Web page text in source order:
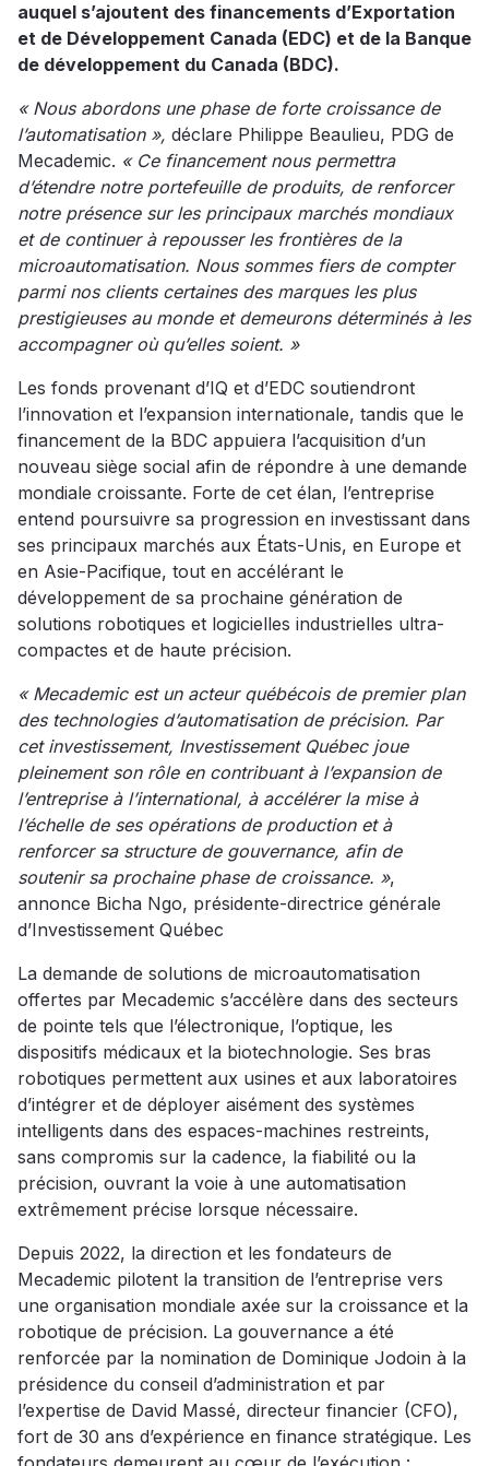
auquel s’ajoutent des financements d’Exportation
et de Développement Canada (EDC) et de la Banque
de développement du Canada (BDC).
« Nous abordons une phase de forte croissance de
l’automatisation », déclare Philippe Beaulieu, PDG de
Mecademic. « Ce financement nous permettra
d’étendre notre portefeuille de produits, de renforcer
notre présence sur les principaux marchés mondiaux
et de continuer à repousser les frontières de la
microautomatisation. Nous sommes fiers de compter
parmi nos clients certaines des marques les plus
prestigieuses au monde et demeurons déterminés à les
accompagner où qu’elles soient. »
Les fonds provenant d’IQ et d’EDC soutiendront
l’innovation et l’expansion internationale, tandis que le
financement de la BDC appuiera l’acquisition d’un
nouveau siège social afin de répondre à une demande
mondiale croissante. Forte de cet élan, l’entreprise
entend poursuivre sa progression en investissant dans
ses principaux marchés aux États-Unis, en Europe et
en Asie-Pacifique, tout en accélérant le
développement de sa prochaine génération de
solutions robotiques et logicielles industrielles ultra-
compactes et de haute précision.
« Mecademic est un acteur québécois de premier plan
des technologies d’automatisation de précision. Par
cet investissement, Investissement Québec joue
pleinement son rôle en contribuant à l’expansion de
l’entreprise à l’international, à accélérer la mise à
l’échelle de ses opérations de production et à
renforcer sa structure de gouvernance, afin de
soutenir sa prochaine phase de croissance. »,
annonce Bicha Ngo, présidente-directrice générale
d’Investissement Québec
La demande de solutions de microautomatisation
offertes par Mecademic s’accélère dans des secteurs
de pointe tels que l’électronique, l’optique, les
dispositifs médicaux et la biotechnologie. Ses bras
robotiques permettent aux usines et aux laboratoires
d’intégrer et de déployer aisément des systèmes
intelligents dans des espaces-machines restreints,
sans compromis sur la cadence, la fiabilité ou la
précision, ouvrant la voie à une automatisation
extrêmement précise lorsque nécessaire.
Depuis 2022, la direction et les fondateurs de
Mecademic pilotent la transition de l’entreprise vers
une organisation mondiale axée sur la croissance et la
robotique de précision. La gouvernance a été
renforcée par la nomination de Dominique Jodoin à la
présidence du conseil d’administration et par
l’expertise de David Massé, directeur financier (CFO),
fort de 30 ans d’expérience en finance stratégique. Les